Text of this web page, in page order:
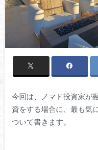
今回は、ノマド投資家が
資をする場合に、最も気
ついて書きます。